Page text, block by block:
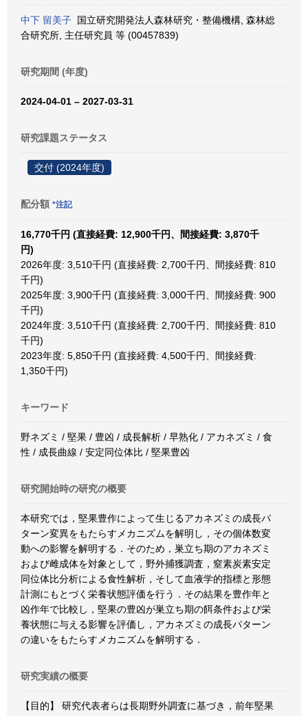
中下 留美子 国立研究開発法人森林研究・整備機構, 森林総
合研究所, 主任研究員 等 (00457839)
研究期間 (年度)
2024-04-01 – 2027-03-31
研究課題ステータス
交付 (2024年度)
配分額 *注記
16,770千円 (直接経費: 12,900千円、間接経費: 3,870千
円)
2026年度: 3,510千円 (直接経費: 2,700千円、間接経費: 810
千円)
2025年度: 3,900千円 (直接経費: 3,000千円、間接経費: 900
千円)
2024年度: 3,510千円 (直接経費: 2,700千円、間接経費: 810
千円)
2023年度: 5,850千円 (直接経費: 4,500千円、間接経費:
1,350千円)
キーワード
野ネズミ / 堅果 / 豊凶 / 成長解析 / 早熟化 / アカネズミ / 食
性 / 成長曲線 / 安定同位体比 / 堅果豊凶
研究開始時の研究の概要
本研究では，堅果豊作によって生じるアカネズミの成長パ
ターン変異をもたらすメカニズムを解明し，その個体数変
動への影響を解明する．そのため，巣立ち期のアカネズミ
および雌成体を対象として，野外捕獲調査，窒素炭素安定
同位体比分析による食性解析，そして血液学的指標と形態
計測にもとづく栄養状態評価を行う．その結果を豊作年と
凶作年で比較し，堅果の豊凶が巣立ち期の餌条件および栄
養状態に与える影響を評価し，アカネズミの成長パターン
の違いをもたらすメカニズムを解明する．
研究実績の概要
【目的】 研究代表者らは長期野外調査に基づき，前年堅果